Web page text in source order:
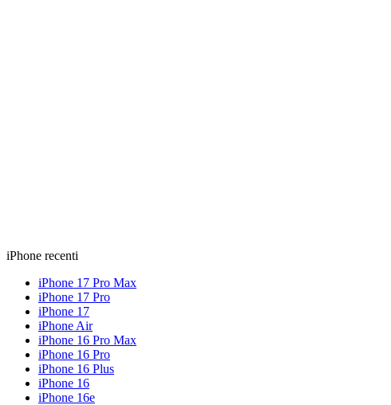
iPhone recenti
iPhone 17 Pro Max
iPhone 17 Pro
iPhone 17
iPhone Air
iPhone 16 Pro Max
iPhone 16 Pro
iPhone 16 Plus
iPhone 16
iPhone 16e